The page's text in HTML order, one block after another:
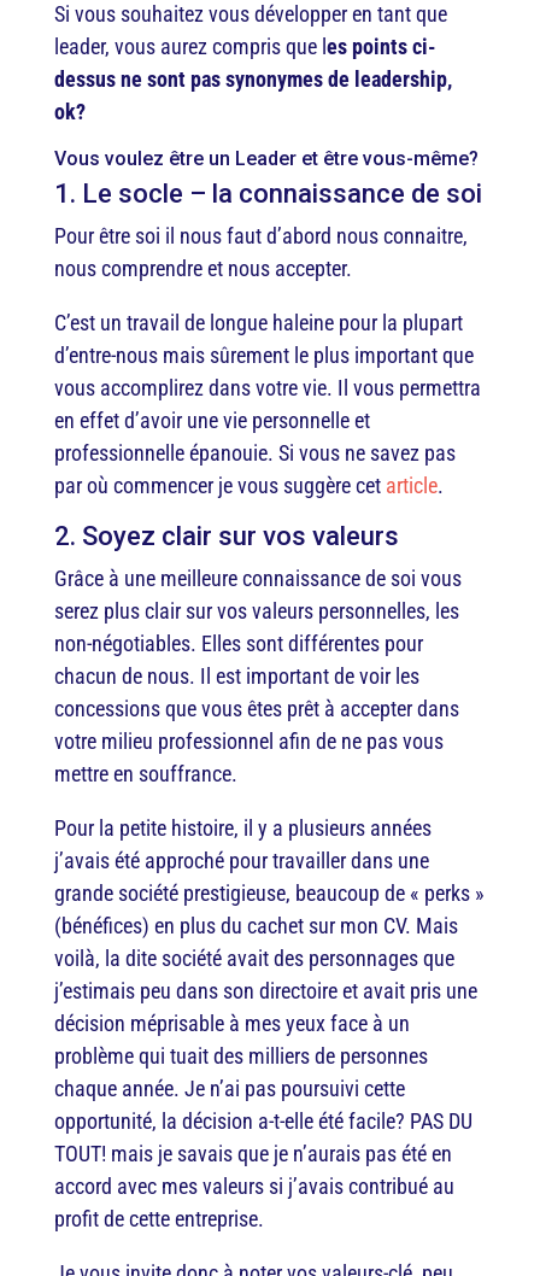
Si vous souhaitez vous développer en tant que
leader, vous aurez compris que l es points ci-
dessus ne sont pas synonymes de leadership,
ok?
Vous voulez être un Leader et être vous-même?
1. Le socle – la connaissance de soi
Pour être soi il nous faut d’abord nous connaitre,
nous comprendre et nous accepter.
C’est un travail de longue haleine pour la plupart
d’entre-nous mais sûrement le plus important que
vous accomplirez dans votre vie. Il vous permettra
en effet d’avoir une vie personnelle et
professionnelle épanouie. Si vous ne savez pas
par où commencer je vous suggère cet article.
2. Soyez clair sur vos valeurs
Grâce à une meilleure connaissance de soi vous
serez plus clair sur vos valeurs personnelles, les
non-négotiables. Elles sont différentes pour
chacun de nous. Il est important de voir les
concessions que vous êtes prêt à accepter dans
votre milieu professionnel afin de ne pas vous
mettre en souffrance.
Pour la petite histoire, il y a plusieurs années
j’avais été approché pour travailler dans une
grande société prestigieuse, beaucoup de « perks »
(bénéfices) en plus du cachet sur mon CV. Mais
voilà, la dite société avait des personnages que
j’estimais peu dans son directoire et avait pris une
décision méprisable à mes yeux face à un
problème qui tuait des milliers de personnes
chaque année. Je n’ai pas poursuivi cette
opportunité, la décision a-t-elle été facile? PAS DU
TOUT! mais je savais que je n’aurais pas été en
accord avec mes valeurs si j’avais contribué au
profit de cette entreprise.